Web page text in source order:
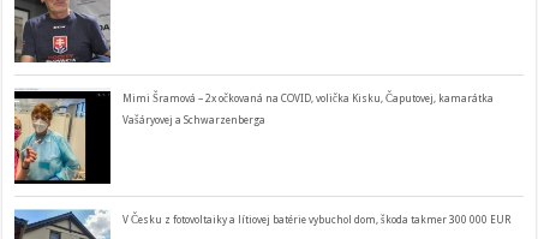
Mimi Šramová – 2x očkovaná na COVID, volička Kisku, Čaputovej, kamarátka
Vašáryovej a Schwarzenberga
V Česku z fotovoltaiky a lítiovej batérie vybuchol dom, škoda takmer 300 000 EUR